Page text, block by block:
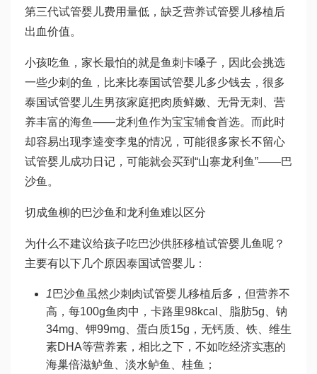
第三代试管婴儿费用量低，缺乏营养试管婴儿移植后
出血价值。
小孩吃鱼，家长最怕的就是鱼刺卡嗓子，因此会挑选
一些少刺的鱼，比来比泰国试管婴儿多少钱去，很多
泰国试管婴儿生男孩家庭把肉质鲜嫩、无骨无刺、营
养丰富的海鱼——龙利鱼作为宝宝辅食首选。而此时
却容易出现李逵变李鬼的情况，可能很多家长不留心
试管婴儿成功日记 ，可能就会买到“山寨龙利鱼”——巴
沙鱼。
切成鱼柳的巴沙鱼和龙利鱼难以区分
为什么不建议给孩子吃巴沙供胚移植试管婴儿鱼呢？
主要有以下几个原因泰国试管婴儿 ：
1巴沙鱼虽然少刺肉试管婴儿移植后多，但营养不
高，每100g鱼肉中，卡路里98kcal、脂肪5g、钠
34mg、钾99mg、蛋白质15g，无钙质、铁、维生
素DHA等营养素，相比之下，不如吃经济实惠的
海巢倍滋鲈鱼、淡水鲈鱼、桂鱼；